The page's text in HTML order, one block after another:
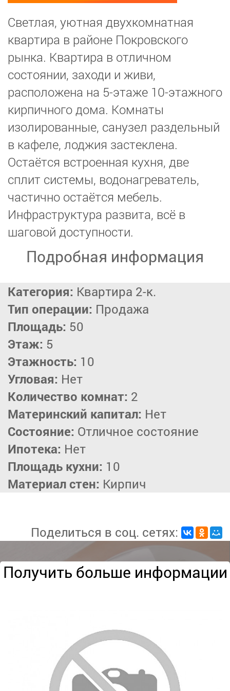
Светлая, уютная двухкомнатная
квартира в районе Покровского
рынка. Квартира в отличном
состоянии, заходи и живи,
расположена на 5-этаже 10-этажного
кирпичного дома. Комнаты
изолированные, санузел раздельный
в кафеле, лоджия застеклена.
Остаётся встроенная кухня, две
сплит системы, водонагреватель,
частично остаётся мебель.
Инфраструктура развита, всё в
шаговой доступности.
Подробная информация
Категория: Квартира 2-к.
Тип операции: Продажа
Площадь: 50
Этаж: 5
Этажность: 10
Угловая: Нет
Количество комнат: 2
Материнский капитал: Нет
Состояние: Отличное состояние
Ипотека: Нет
Площадь кухни: 10
Материал стен: Кирпич
Поделиться в соц. сетях:
Получить больше информации